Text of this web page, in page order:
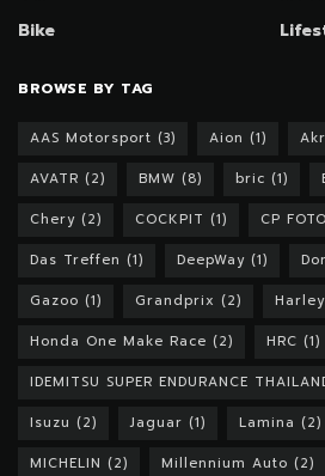
Bike
BROWSE BY TAG
AAS Motorsport (3) Aion (1)
AVATR (2) BMW (8) bric (1)
Chery (2) COCKPIT (1) CP
Das Treffen (1) DeepWay (1)
Gazoo (1) Grandprix (2)
Honda One Make Race (2) HRC (1)
IDEMITSU SUPER ENDURANCE
Isuzu (2) Jaguar (1) Lamina (2)
MICHELIN (2) Millennium Auto (2)